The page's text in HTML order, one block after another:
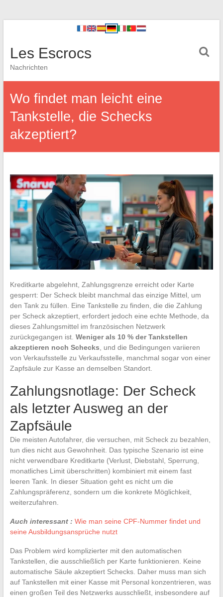
Les Escrocs
Nachrichten
Wo findet man leicht eine
Tankstelle, die Schecks
akzeptiert?
Kreditkarte abgelehnt, Zahlungsgrenze erreicht oder Karte
gesperrt: Der Scheck bleibt manchmal das einzige Mittel, um
den Tank zu füllen. Eine Tankstelle zu finden, die die Zahlung
per Scheck akzeptiert, erfordert jedoch eine echte Methode, da
dieses Zahlungsmittel im französischen Netzwerk
zurückgegangen ist. Weniger als 10 % der Tankstellen
akzeptieren noch Schecks , und die Bedingungen variieren
von Verkaufsstelle zu Verkaufsstelle, manchmal sogar von einer
Zapfsäule zur Kasse an demselben Standort.
Zahlungsnotlage: Der Scheck
als letzter Ausweg an der
Zapfsäule
Die meisten Autofahrer, die versuchen, mit Scheck zu bezahlen,
tun dies nicht aus Gewohnheit. Das typische Szenario ist eine
nicht verwendbare Kreditkarte (Verlust, Diebstahl, Sperrung,
monatliches Limit überschritten) kombiniert mit einem fast
leeren Tank. In dieser Situation geht es nicht um die
Zahlungspräferenz, sondern um die konkrete Möglichkeit,
weiterzufahren.
Auch interessant : Wie man seine CPF-Nummer findet und
seine Ausbildungsansprüche nutzt
Das Problem wird komplizierter mit den automatischen
Tankstellen, die ausschließlich per Karte funktionieren. Keine
automatische Säule akzeptiert Schecks. Daher muss man sich
auf Tankstellen mit einer Kasse mit Personal konzentrieren, was
einen großen Teil des Netzwerks ausschließt, insbesondere auf